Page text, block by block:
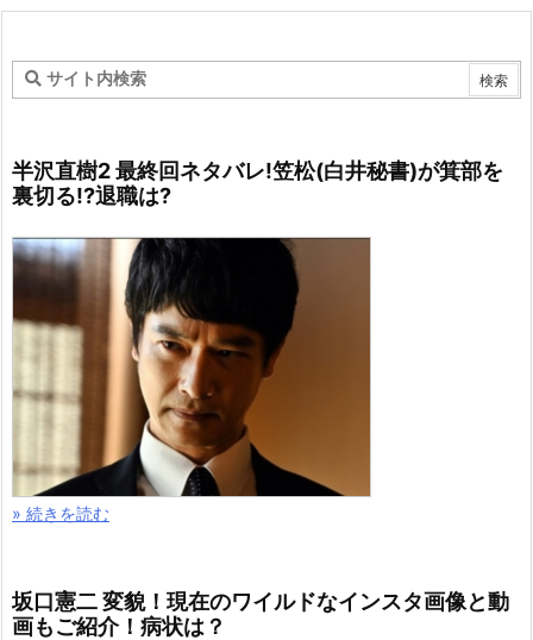
半沢直樹2 最終回ネタバレ!笠松(白井秘書)が箕部を
裏切る!?退職は?
» 続きを読む
坂口憲二 変貌！現在のワイルドなインスタ画像と動
画もご紹介！病状は？